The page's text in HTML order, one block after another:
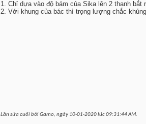
1. Chỉ dựa vào độ bám của Sika lên 2 thanh
2. Với khung của bác thì trọng lượng chắc
Lần sửa cuối bởi Gamo, ngày 10-01-2020 lúc09:31:44 AM.